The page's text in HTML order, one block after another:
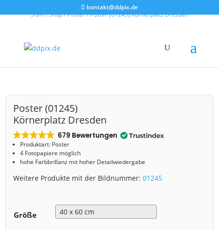
kontakt@ddpix.de
Start/Shop/Poster/ Poster (01245) Körnerplatz Dresden
Poster (01245)
Körnerplatz Dresden
679 Bewertungen
Produktart: Poster
4 Fotopapiere möglich
hohe Farbbrillanz mit hoher Detailwiedergabe
Weitere Produkte mit der Bildnummer:01245
Größe